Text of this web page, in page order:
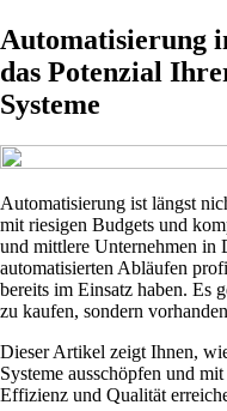
Automatisierung
das Potenzial
Systeme
Automatisierung ist längst
mit riesigen Budgets und
und mittlere Unternehmen in
automatisierten Abläufen
bereits im Einsatz haben. Es
zu kaufen, sondern
Dieser Artikel zeigt Ihnen,
Systeme ausschöpfen und
Effizienz und Qualität